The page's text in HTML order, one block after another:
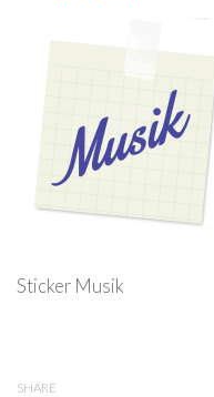
Sticker Musik
SHARE